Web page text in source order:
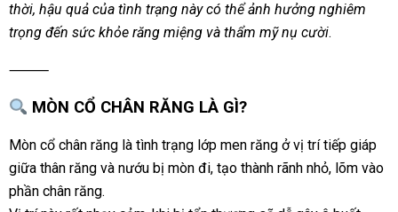
thời, hậu quả của tình trạng này có thể ảnh hưởng nghiêm
trọng đến sức khỏe răng miệng và thẩm mỹ nụ cười.
⸻
MÒN CỔ CHÂN RĂNG LÀ GÌ?
Mòn cổ chân răng là tình trạng lớp men răng ở vị trí tiếp giáp
giữa thân răng và nướu bị mòn đi, tạo thành rãnh nhỏ, lõm vào
phần chân răng.